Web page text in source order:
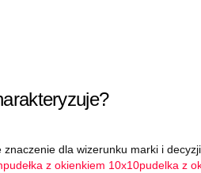
dla wizerunku marki i
pudełka z okienkiem 10x10pudelka z